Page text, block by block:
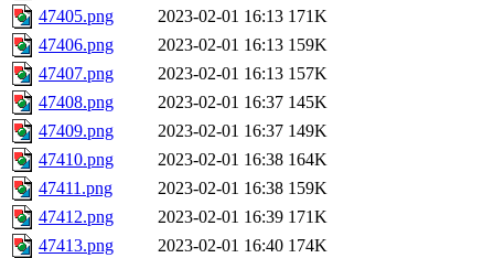
47405.png
2023-02-01 16:13 171K
47406.png
2023-02-01 16:13 159K
47407.png
2023-02-01 16:13 157K
47408.png
2023-02-01 16:37 145K
47409.png
2023-02-01 16:37 149K
47410.png
2023-02-01 16:38 164K
47411.png
2023-02-01 16:38 159K
47412.png
2023-02-01 16:39 171K
47413.png
2023-02-01 16:40 174K